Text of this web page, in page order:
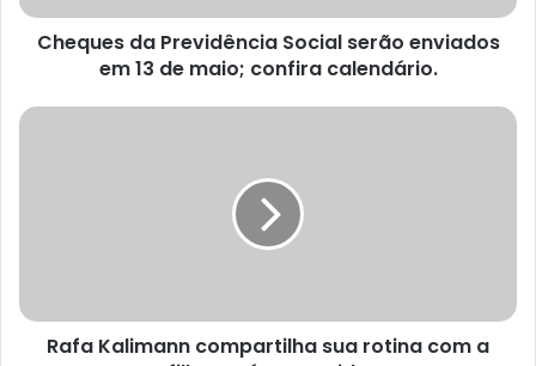
Cheques da Previdência Social serão enviados
em 13 de maio; confira calendário.
Rafa Kalimann compartilha sua rotina com a